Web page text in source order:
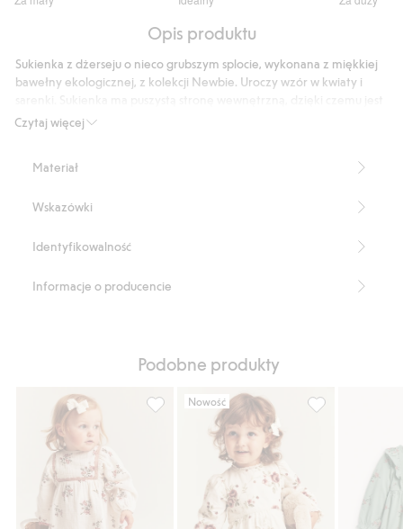
na
3
głosów
Opis produktu
Czytaj więcej
Sukienka z dżerseju o nieco grubszym splocie, wykonana z miękkiej
bawełny ekologicznej, z kolekcji Newbie. Uroczy wzór w kwiaty i
wyjątkowo miękka i przyjemna w dotyku. Okrągły dekolt z
zdobi niewielka falbanka oraz lekko rozkloszowana spódnica.
Można połączyć ze strojem rodzeństwa.
Wzór w kwiaty i sarny.
Długie rękawy.
Falbany.
916148
Materiał
Wskazówki
Identyfikowalność
Informacje o producencie
Podobne produkty
Sukienka w kwiaty, z muślinu, Dodaj do
Nowość